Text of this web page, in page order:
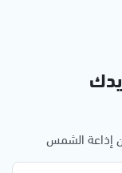
إذاعة الشمس